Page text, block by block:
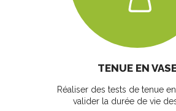
TENUE EN
Réaliser des tests de tenue
valider la durée de vie